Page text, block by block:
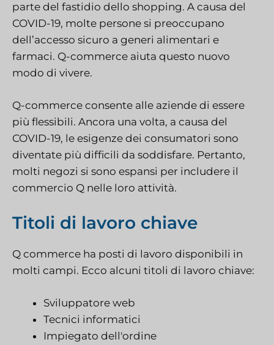
parte del fastidio dello shopping. A causa del
COVID-19, molte persone si preoccupano
dell’accesso sicuro a generi alimentari e
farmaci. Q-commerce aiuta questo nuovo
modo di vivere.
Q-commerce consente alle aziende di essere
più flessibili. Ancora una volta, a causa del
COVID-19, le esigenze dei consumatori sono
diventate più difficili da soddisfare. Pertanto,
molti negozi si sono espansi per includere il
commercio Q nelle loro attività.
Titoli di lavoro chiave
Q commerce ha posti di lavoro disponibili in
molti campi. Ecco alcuni titoli di lavoro chiave:
Sviluppatore web
Tecnici informatici
Impiegato dell'ordine